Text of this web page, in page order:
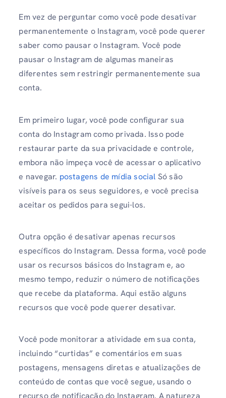
Em vez de perguntar como você pode desativar
permanentemente o Instagram, você pode querer
saber como pausar o Instagram. Você pode
pausar o Instagram de algumas maneiras
diferentes sem restringir permanentemente sua
conta.
Em primeiro lugar, você pode configurar sua
conta do Instagram como privada. Isso pode
restaurar parte da sua privacidade e controle,
embora não impeça você de acessar o aplicativo
e navegar. postagens de mídia social Só são
visíveis para os seus seguidores, e você precisa
aceitar os pedidos para segui-los.
Outra opção é desativar apenas recursos
específicos do Instagram. Dessa forma, você pode
usar os recursos básicos do Instagram e, ao
mesmo tempo, reduzir o número de notificações
que recebe da plataforma. Aqui estão alguns
recursos que você pode querer desativar.
Você pode monitorar a atividade em sua conta,
incluindo “curtidas” e comentários em suas
postagens, mensagens diretas e atualizações de
conteúdo de contas que você segue, usando o
recurso de notificação do Instagram. A natureza